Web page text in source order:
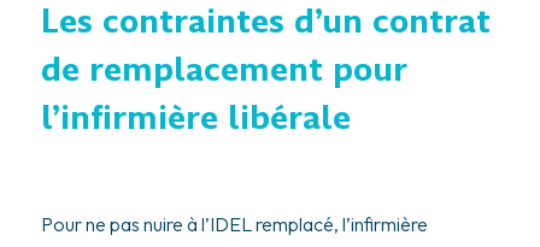
Les contraintes d’un contrat
de remplacement pour
l’infirmière libérale
Pour ne pas nuire à l’IDEL remplacé, l’infirmière